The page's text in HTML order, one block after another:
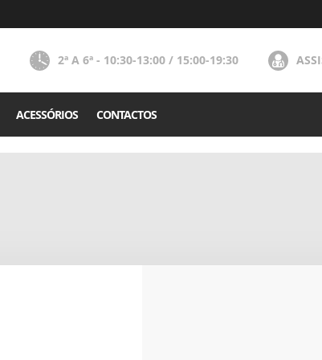
2ª A 6ª - 10:30-13:00 / 15:00-19:30
ACESSÓRIOS CONTACTOS